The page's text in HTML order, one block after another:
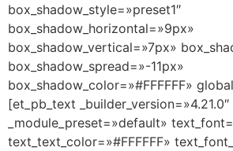
box_shadow_style=»preset1″
box_shadow_horizontal=»9px»
box_shadow_vertical=»7px»
box_shadow_spread=»-11px»
box_shadow_color=»#FFFFFF»
[et_pb_text _builder_version=»4.21.0″
_module_preset=»default»
text_text_color=»#FFFFFF»